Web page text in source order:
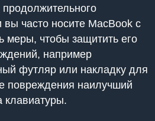
часто носите MacBook с
меры, чтобы защитить его
например
футляр или накладку для
повреждения наилучший
клавиатуры.